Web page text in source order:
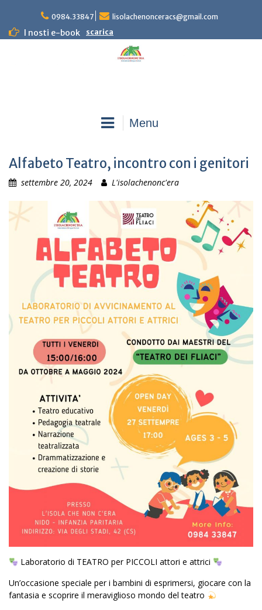
content
0984.33847 lisolachenonceracs@gmail.com
I nosti e-book scarica
Menu
Alfabeto Teatro, incontro con i genitori
settembre 20, 2024 L'isolachenonc'era
Laboratorio di TEATRO per PICCOLI attori e attrici
Un’occasione speciale per i bambini di esprimersi, giocare con la
fantasia e scoprire il meraviglioso mondo del teatro